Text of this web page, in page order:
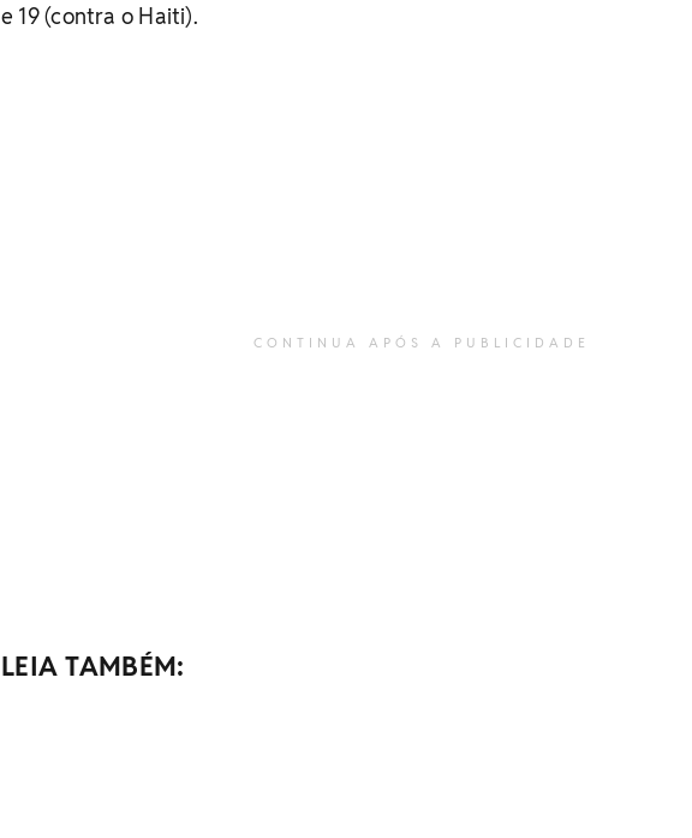
e 19 (contra o Haiti).
CONTINUA APÓS A PUBLICIDADE
LEIA TAMBÉM: